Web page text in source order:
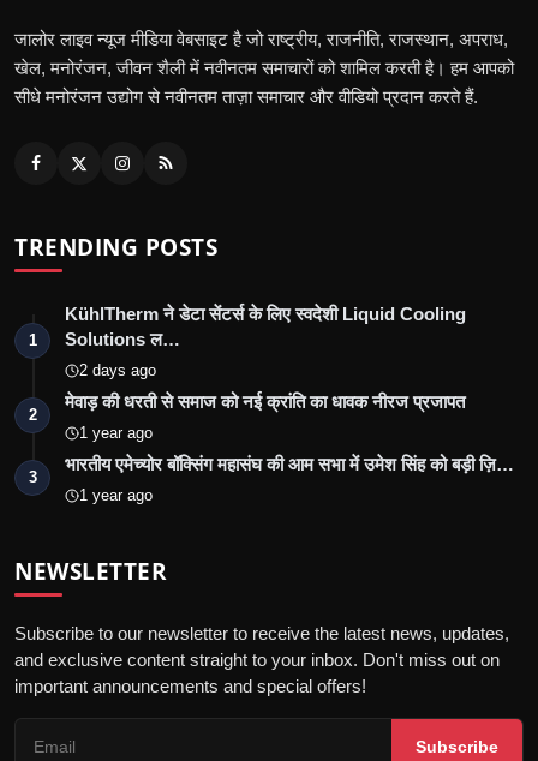
जालोर लाइव न्यूज मीडिया वेबसाइट है जो राष्ट्रीय, राजनीति, राजस्थान, अपराध,
खेल, मनोरंजन, जीवन शैली में नवीनतम समाचारों को शामिल करती है। हम आपको
सीधे मनोरंजन उद्योग से नवीनतम ताज़ा समाचार और वीडियो प्रदान करते हैं.
TRENDING POSTS
1
KühlTherm ने डेटा सेंटर्स के लिए स्वदेशी Liquid Cooling
Solutions ल…
2 days ago
2
मेवाड़ की धरती से समाज को नई क्रांति का धावक नीरज प्रजापत
1 year ago
3
भारतीय एमेच्योर बॉक्सिंग महासंघ की आम सभा में उमेश सिंह को बड़ी ज़ि…
1 year ago
NEWSLETTER
Subscribe to our newsletter to receive the latest news, updates,
and exclusive content straight to your inbox. Don't miss out on
important announcements and special offers!
Subscribe